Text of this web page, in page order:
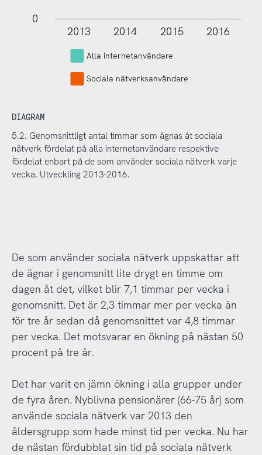
0
2013 2014 2015 2016
Alla internetanvändare
Sociala nätverksanvändare
DIAGRAM
5.2. Genomsnittligt antal timmar som ägnas åt sociala
nätverk fördelat på alla internetanvändare respektive
fördelat enbart på de som använder sociala nätverk varje
vecka. Utveckling 2013-2016.
De som använder sociala nätverk uppskattar att
de ägnar i genomsnitt lite drygt en timme om
dagen åt det, vilket blir 7,1 timmar per vecka i
genomsnitt. Det är 2,3 timmar mer per vecka än
för tre år sedan då genomsnittet var 4,8 timmar
per vecka. Det motsvarar en ökning på nästan 50
procent på tre år.
Det har varit en jämn ökning i alla grupper under
de fyra åren. Nyblivna pensionärer (66-75 år) som
använde sociala nätverk var 2013 den
åldersgrupp som hade minst tid per vecka. Nu har
de nästan fördubblat sin tid på sociala nätverk